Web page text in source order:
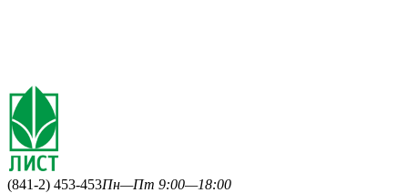
(841-2) 453-453Пн—Пт 9:00—18:00